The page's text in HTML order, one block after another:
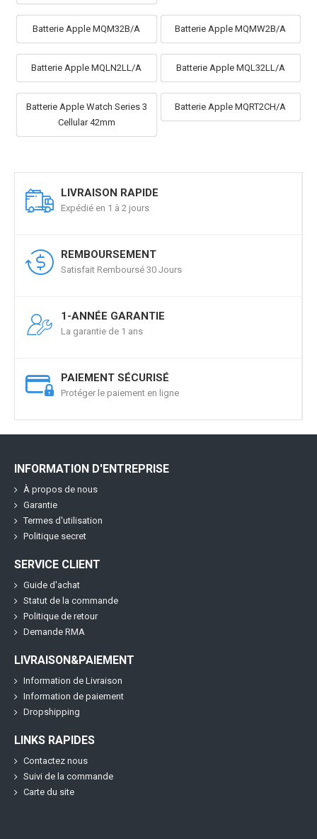
Batterie Apple MQM32B/A Batterie Apple MQMW2B/A
Batterie Apple MQLN2LL/A Batterie Apple MQL32LL/A
Batterie Apple Watch Series 3
Cellular 42mm
Batterie Apple MQRT2CH/A
LIVRAISON RAPIDE
Expédié en 1 à 2 jours
REMBOURSEMENT
Satisfait Remboursé 30 Jours
1-ANNÉE GARANTIE
La garantie de 1 ans
PAIEMENT SÉCURISÉ
Protéger le paiement en ligne
INFORMATION D'ENTREPRISE
À propos de nous
Garantie
Termes d'utilisation
Politique secret
SERVICE CLIENT
Guide d'achat
Statut de la commande
Politique de retour
Demande RMA
LIVRAISON&PAIEMENT
Information de Livraison
Information de paiement
Dropshipping
LINKS RAPIDES
Contactez nous
Suivi de la commande
Carte du site